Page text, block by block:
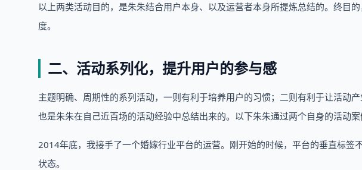
以上两类活动目的，是朱朱结合用户本身、以及运营者本身所提炼总结的。终目
度。
二、活动系列化，提升用户的参与感
主题明确、周期性的系列活动，一则有利于培养用户的习惯；二则有利于让活动
也是朱朱在自己近百场的活动经验中总结出来的。以下朱朱通过两个自身的活动案
2014年底，我接手了一个婚嫁行业平台的运营。刚开始的时候，平台的垂直标签
状态。